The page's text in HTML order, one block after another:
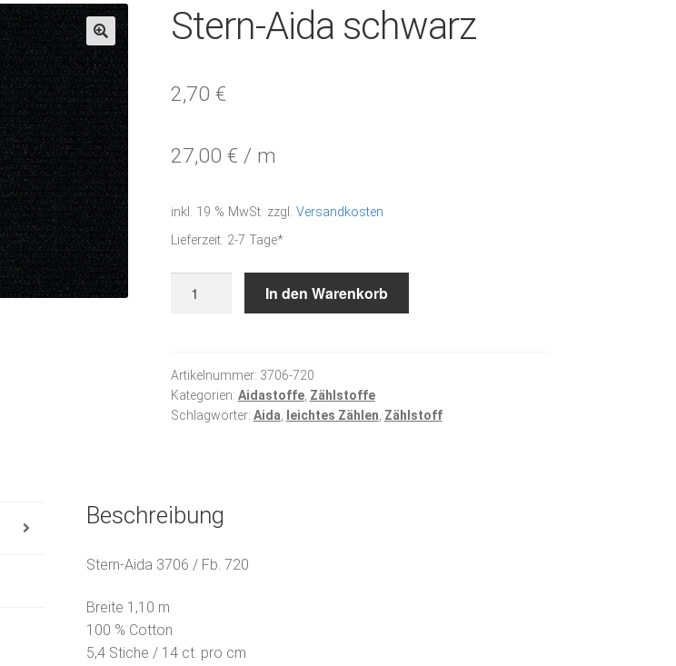
🔍
Stern-Aida schwarz
2,70 €
27,00 € / m
inkl. 19 % MwSt. zzgl. Versandkosten
Lieferzeit: 2-7 Tage*
In den Warenkorb
Artikelnummer: 3706-720
Kategorien: Aidastoffe, Zählstoffe
Schlagwörter: Aida leichtes Zählen Zählstoff
Beschreibung
Stern-Aida 3706 / Fb. 720
Breite 1,10 m
100 % Cotton
5,4 Stiche / 14 ct. pro cm